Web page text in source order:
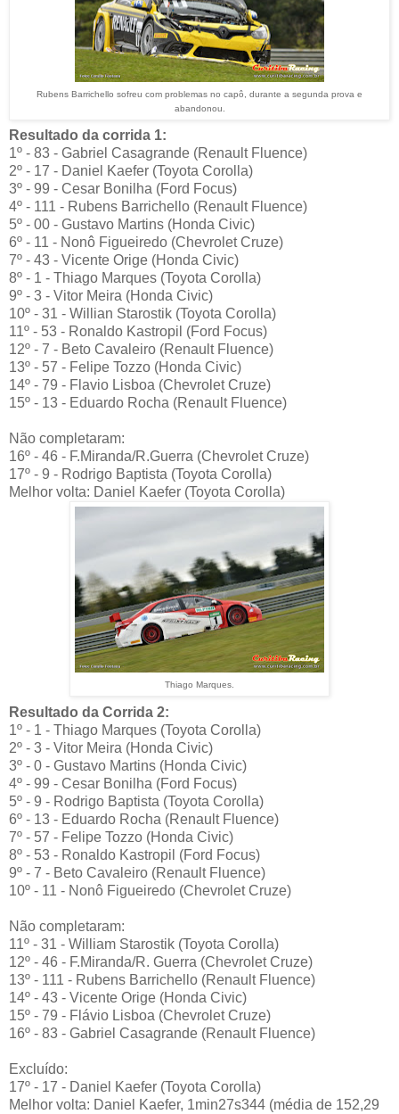
Rubens Barrichello sofreu com problemas no capô, durante a segunda prova e
abandonou.
Resultado da corrida 1:
1º - 83 - Gabriel Casagrande (Renault Fluence)
2º - 17 - Daniel Kaefer (Toyota Corolla)
3º - 99 - Cesar Bonilha (Ford Focus)
4º - 111 - Rubens Barrichello (Renault Fluence)
5º - 00 - Gustavo Martins (Honda Civic)
6º - 11 - Nonô Figueiredo (Chevrolet Cruze)
7º - 43 - Vicente Orige (Honda Civic)
8º - 1 - Thiago Marques (Toyota Corolla)
9º - 3 - Vitor Meira (Honda Civic)
10º - 31 - Willian Starostik (Toyota Corolla)
11º - 53 - Ronaldo Kastropil (Ford Focus)
12º - 7 - Beto Cavaleiro (Renault Fluence)
13º - 57 - Felipe Tozzo (Honda Civic)
14º - 79 - Flavio Lisboa (Chevrolet Cruze)
15º - 13 - Eduardo Rocha (Renault Fluence)
Não completaram:
16º - 46 - F.Miranda/R.Guerra (Chevrolet Cruze)
17º - 9 - Rodrigo Baptista (Toyota Corolla)
Melhor volta: Daniel Kaefer (Toyota Corolla)
Thiago Marques.
Resultado da Corrida 2:
1º - 1 - Thiago Marques (Toyota Corolla)
2º - 3 - Vitor Meira (Honda Civic)
3º - 0 - Gustavo Martins (Honda Civic)
4º - 99 - Cesar Bonilha (Ford Focus)
5º - 9 - Rodrigo Baptista (Toyota Corolla)
6º - 13 - Eduardo Rocha (Renault Fluence)
7º - 57 - Felipe Tozzo (Honda Civic)
8º - 53 - Ronaldo Kastropil (Ford Focus)
9º - 7 - Beto Cavaleiro (Renault Fluence)
10º - 11 - Nonô Figueiredo (Chevrolet Cruze)
Não completaram:
11º - 31 - William Starostik (Toyota Corolla)
12º - 46 - F.Miranda/R. Guerra (Chevrolet Cruze)
13º - 111 - Rubens Barrichello (Renault Fluence)
14º - 43 - Vicente Orige (Honda Civic)
15º - 79 - Flávio Lisboa (Chevrolet Cruze)
16º - 83 - Gabriel Casagrande (Renault Fluence)
Excluído:
17º - 17 - Daniel Kaefer (Toyota Corolla)
Melhor volta: Daniel Kaefer, 1min27s344 (média de 152,29